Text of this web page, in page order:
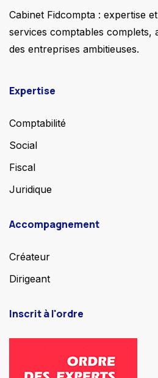
Cabinet Fidcompta : expertise
services comptables complets,
des entreprises ambitieuses.
Expertise
Comptabilité
Social
Fiscal
Juridique
Accompagnement
Créateur
Dirigeant
Inscrit à l'ordre